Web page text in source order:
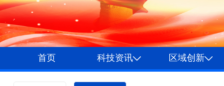
首页 科技资讯 区域创新